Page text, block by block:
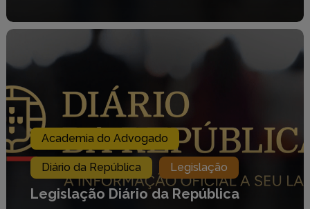
Legislação
República
Academia do Advogado
Diário da República Legislação
Legislação Diário da República